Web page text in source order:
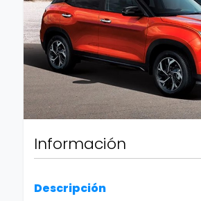
Información
Descripción